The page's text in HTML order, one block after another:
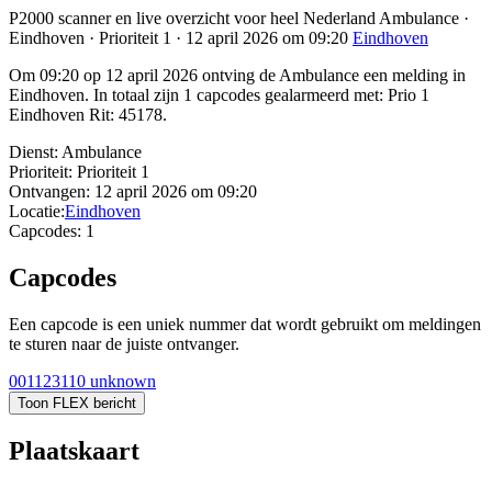
P2000 scanner en live overzicht voor heel Nederland Ambulance ·
Eindhoven · Prioriteit 1 · 12 april 2026 om 09:20 Eindhoven
Om 09:20 op 12 april 2026 ontving de Ambulance een melding in
Eindhoven. In totaal zijn 1 capcodes gealarmeerd met: Prio 1
Eindhoven Rit: 45178.
Dienst: Ambulance
Prioriteit: Prioriteit 1
Ontvangen: 12 april 2026 om 09:20
Locatie:Eindhoven
Capcodes: 1
Capcodes
Een capcode is een uniek nummer dat wordt gebruikt om meldingen
te sturen naar de juiste ontvanger.
001123110 unknown
Toon FLEX bericht
Plaatskaart